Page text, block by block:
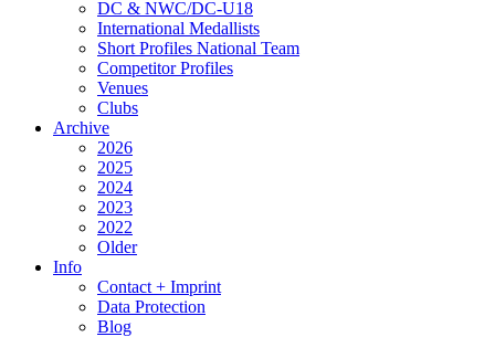
DC & NWC/DC-U18
International Medallists
Short Profiles National Team
Competitor Profiles
Venues
Clubs
Archive
2026
2025
2024
2023
2022
Older
Info
Contact + Imprint
Data Protection
Blog